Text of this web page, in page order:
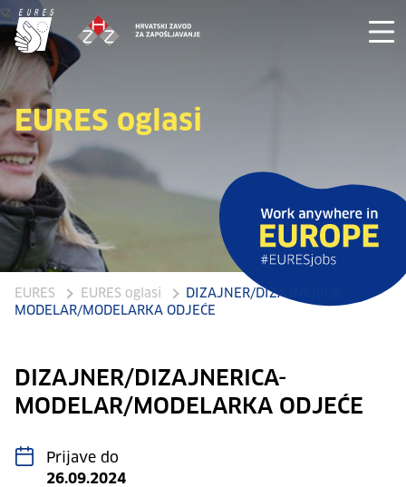
EURES oglasi
EURES EURES oglasi
DIZAJNER/DIZAJNERICA-
MODELAR/MODELARKA ODJEĆE
DIZAJNER/DIZAJNERICA-
MODELAR/MODELARKA ODJEĆE
Prijave do
26.09.2024